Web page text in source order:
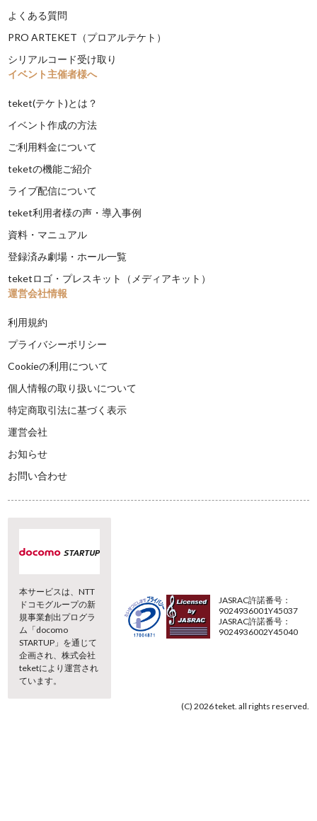
よくある質問
PRO ARTEKET（プロアルテケト）
シリアルコード受け取り
イベント主催者様へ
teket(テケト)とは？
イベント作成の方法
ご利用料金について
teketの機能ご紹介
ライブ配信について
teket利用者様の声・導入事例
資料・マニュアル
登録済み劇場・ホール一覧
teketロゴ・プレスキット（メディアキット）
運営会社情報
利用規約
プライバシーポリシー
Cookieの利用について
個人情報の取り扱いについて
特定商取引法に基づく表示
運営会社
お知らせ
お問い合わせ
本サービスは、NTT
ドコモグループの新
規事業創出プログラ
ム「docomo
STARTUP」を通じて
企画され、株式会社
teketにより運営され
ています。
JASRAC許諾番号：
9024936001Y45037
JASRAC許諾番号：
9024936002Y45040
(C) 2026 teket. all rights reserved.